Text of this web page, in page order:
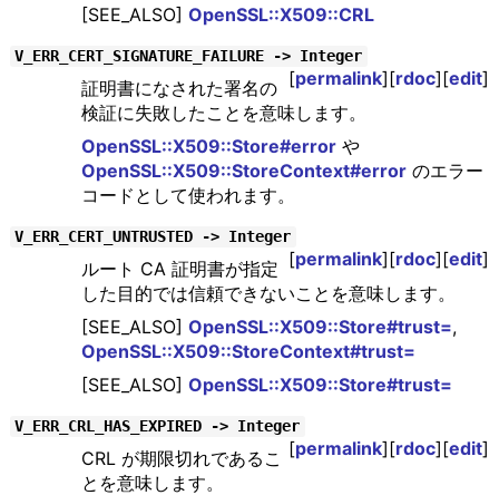
[SEE_ALSO] OpenSSL::X509::CRL
V_ERR_CERT_SIGNATURE_FAILURE -> Integer
[permalink][rdoc][edit]
証明書になされた署名の
検証に失敗したことを意味します。
OpenSSL::X509::Store#errorや
OpenSSL::X509::StoreContext#errorのエラー
コードとして使われます。
V_ERR_CERT_UNTRUSTED -> Integer
[permalink][rdoc][edit]
ルート CA 証明書が指定
した目的では信頼できないことを意味します。
[SEE_ALSO] OpenSSL::X509::Store#trust=,
OpenSSL::X509::StoreContext#trust=
[SEE_ALSO] OpenSSL::X509::Store#trust=
V_ERR_CRL_HAS_EXPIRED -> Integer
[permalink][rdoc][edit]
CRL が期限切れであるこ
とを意味します。